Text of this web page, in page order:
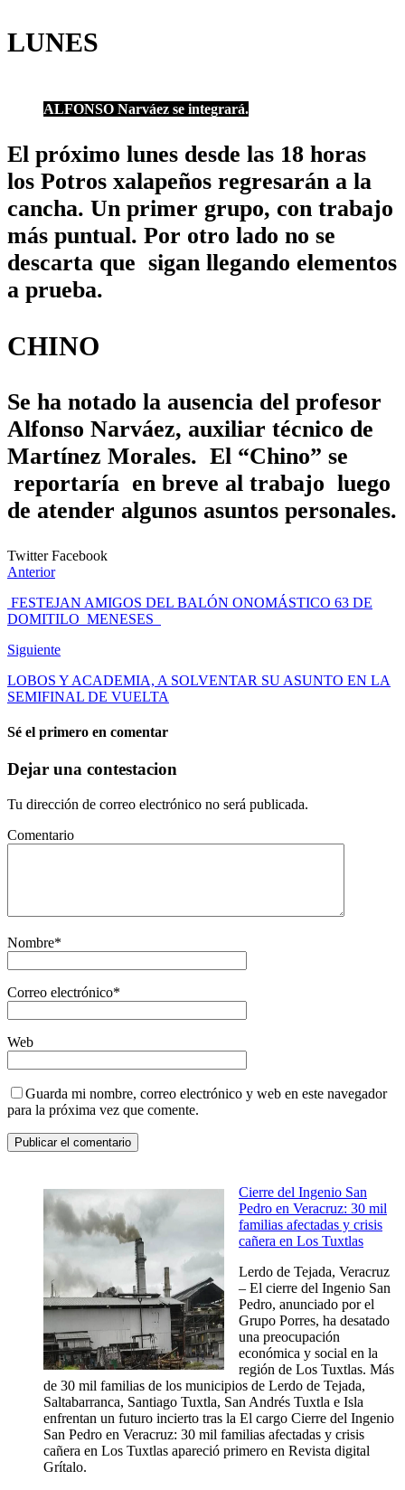
LUNES
ALFONSO Narváez se integrará.
El próximo lunes desde las 18 horas
los Potros xalapeños regresarán a la
cancha. Un primer grupo, con trabajo
más puntual. Por otro lado no se
descarta que sigan llegando elementos
a prueba.
CHINO
Se ha notado la ausencia del profesor
Alfonso Narváez, auxiliar técnico de
Martínez Morales. El “Chino” se
reportaría en breve al trabajo luego
de atender algunos asuntos personales.
TwitterFacebook
Anterior
FESTEJAN AMIGOS DEL BALÓN ONOMÁSTICO 63 DE
DOMITILO MENESES
Siguiente
LOBOS Y ACADEMIA, A SOLVENTAR SU ASUNTO EN LA
SEMIFINAL DE VUELTA
Sé el primero en comentar
Dejar una contestacion
Tu dirección de correo electrónico no será publicada.
Comentario
Nombre*
Correo electrónico*
Web
Guarda mi nombre, correo electrónico y web en este navegador
para la próxima vez que comente.
Cierre del Ingenio San
Pedro en Veracruz: 30 mil
familias afectadas y crisis
cañera en Los Tuxtlas
Lerdo de Tejada, Veracruz
– El cierre del Ingenio San
Pedro, anunciado por el
Grupo Porres, ha desatado
una preocupación
económica y social en la
región de Los Tuxtlas. Más
de 30 mil familias de los municipios de Lerdo de Tejada,
Saltabarranca, Santiago Tuxtla, San Andrés Tuxtla e Isla
enfrentan un futuro incierto tras la El cargo Cierre del Ingenio
San Pedro en Veracruz: 30 mil familias afectadas y crisis
cañera en Los Tuxtlas apareció primero en Revista digital
Grítalo.